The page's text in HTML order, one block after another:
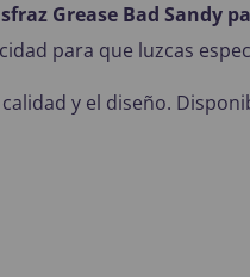
Grease Bad Sandy
para que luzcas
y el diseño.